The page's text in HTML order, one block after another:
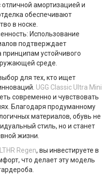
амортизацией и
обеспечивают
в носке.
Использование
подтверждает
устойчивого
среде.
для тех, кто ищет
UGG Classic Ultra Mini
современно и чувствовать
Благодаря продуманному
материалов, обувь не
стиль, но и станет
жизни.
Regen, вы инвестируете в
что делает эту модель